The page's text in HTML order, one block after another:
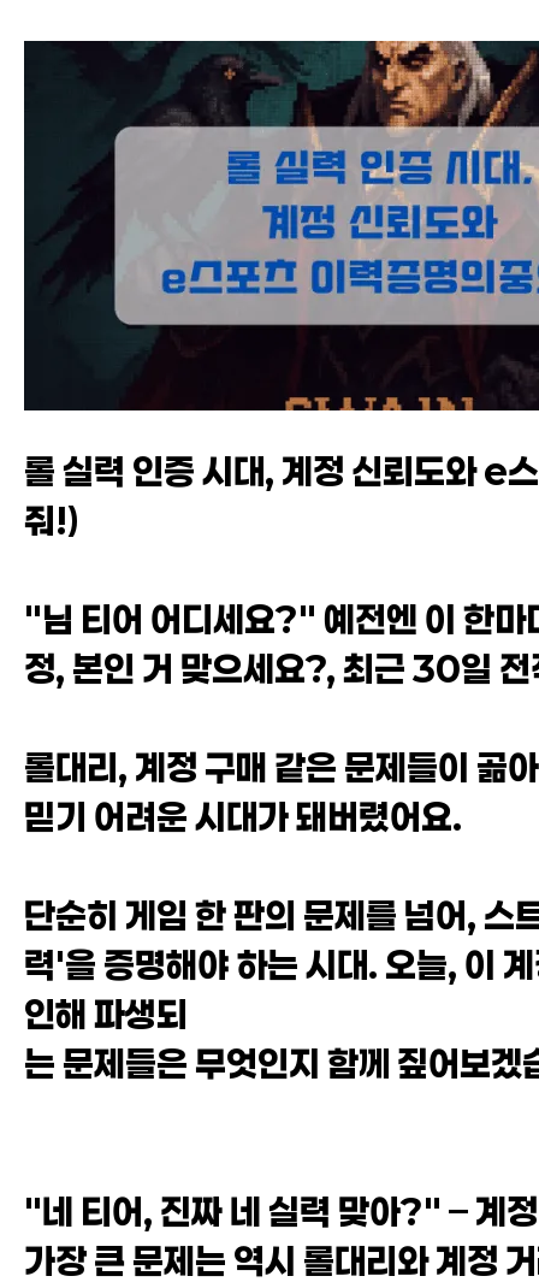
롤 실력 인증 시대, 계정 신뢰도와 e
줘!)
"님 티어 어디세요?" 예전엔 이 한마
정, 본인 거 맞으세요?, 최근 30일
롤대리, 계정 구매 같은 문제들이 곪
믿기 어려운 시대가 돼버렸어요.
단순히 게임 한 판의 문제를 넘어,
력'을 증명해야 하는 시대. 오늘, 이
인해 파생되
는 문제들은 무엇인지 함께 짚어보겠
"네 티어, 진짜 네 실력 맞아?" – 계
가장 큰 문제는 역시 롤대리와 계정